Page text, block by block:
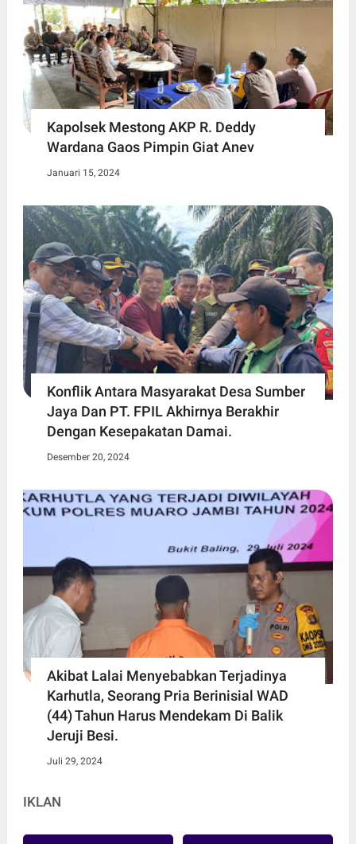
Kapolsek Mestong AKP R. Deddy
Wardana Gaos Pimpin Giat Anev
Januari 15, 2024
Konflik Antara Masyarakat Desa Sumber
Jaya Dan PT. FPIL Akhirnya Berakhir
Dengan Kesepakatan Damai.
Desember 20, 2024
Akibat Lalai Menyebabkan Terjadinya
Karhutla, Seorang Pria Berinisial WAD
(44) Tahun Harus Mendekam Di Balik
Jeruji Besi.
Juli 29, 2024
IKLAN